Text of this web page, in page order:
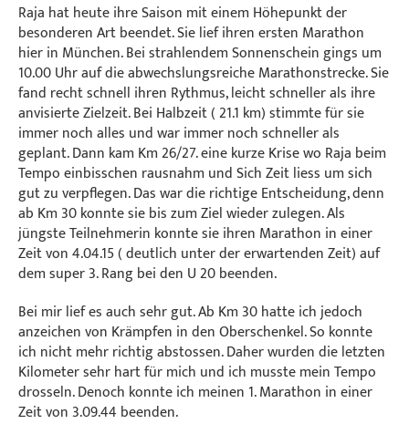
Raja hat heute ihre Saison mit einem Höhepunkt der
besonderen Art beendet. Sie lief ihren ersten Marathon
hier in München. Bei strahlendem Sonnenschein gings um
10.00 Uhr auf die abwechslungsreiche Marathonstrecke. Sie
fand recht schnell ihren Rythmus, leicht schneller als ihre
anvisierte Zielzeit. Bei Halbzeit ( 21.1 km) stimmte für sie
immer noch alles und war immer noch schneller als
geplant. Dann kam Km 26/27. eine kurze Krise wo Raja beim
Tempo einbisschen rausnahm und Sich Zeit liess um sich
gut zu verpflegen. Das war die richtige Entscheidung, denn
ab Km 30 konnte sie bis zum Ziel wieder zulegen. Als
jüngste Teilnehmerin konnte sie ihren Marathon in einer
Zeit von 4.04.15 ( deutlich unter der erwartenden Zeit) auf
dem super 3. Rang bei den U 20 beenden.
Bei mir lief es auch sehr gut. Ab Km 30 hatte ich jedoch
anzeichen von Krämpfen in den Oberschenkel. So konnte
ich nicht mehr richtig abstossen. Daher wurden die letzten
Kilometer sehr hart für mich und ich musste mein Tempo
drosseln. Denoch konnte ich meinen 1. Marathon in einer
Zeit von 3.09.44 beenden.